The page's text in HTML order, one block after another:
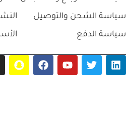
سياسة الشحن والتوصيل
سياسة الدفع